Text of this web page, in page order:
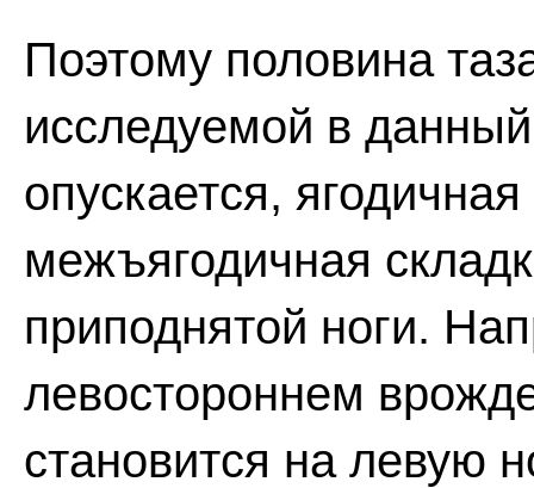
Поэтому половина
исследуемой в
опускается,
межъягодичная
приподнятой ноги.
левостороннем
становится на левую